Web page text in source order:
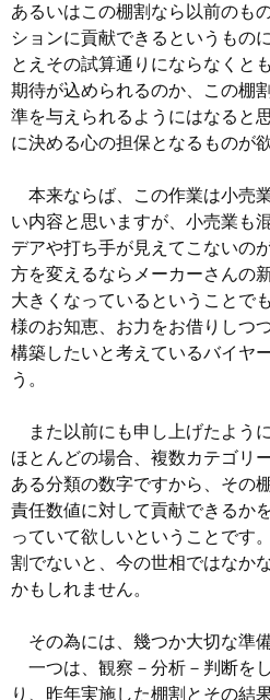
あるいはこの棚割なら以前のも
ションに貢献できるというもの
とえその試算通りにならなくと
期待が込められるのか、この棚
準を与えられるようにはなると
に決める心の担保となるものが
本来ならば、この作業は小売
い内容と思いますが、小売業も
デアや打ち手が見えてこないの
方を変えるならメーカーさんの
大きくなっているということで
様のお知恵、お力をお借りしつ
構築したいと考えているバイヤ
う。
また以前にも申し上げたよう
ほとんどの場合、複数カテゴリ
ある分類の数字ですから、その
責任数値に対して貢献できるか
っていて欲しいということです
割でないと、今の世相ではなか
かもしれません。
その為には、幾つか大切な準備
一つは、観察－分析－判断を
り、昨年実施した棚割とその結